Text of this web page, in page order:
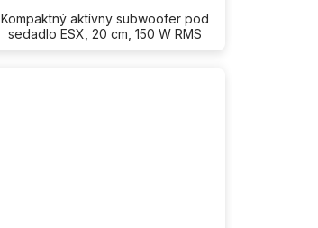
Kompaktný aktívny subwoofer pod
sedadlo ESX, 20 cm, 150 W RMS